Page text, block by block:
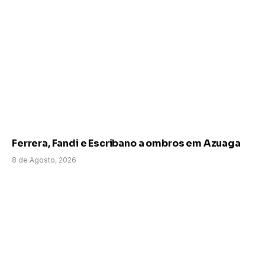
Ferrera, Fandi e Escribano a ombros em Azuaga
8 de Agosto, 2026